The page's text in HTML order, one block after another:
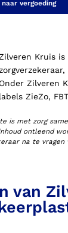
naar vergoeding
Zilveren Kruis is
Onder Zilveren
labels ZieZo,
is met zorg
ontleend
na te
van